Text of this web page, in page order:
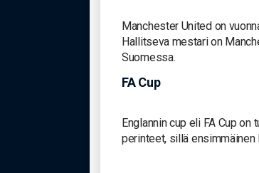
Manchester United on
Hallitseva mestari on
Suomessa.
FA Cup
Englannin cup eli FA Cup on
perinteet, sillä ensimmäinen